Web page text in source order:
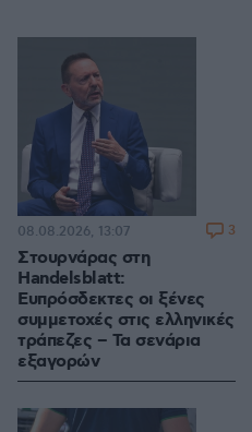
Στουρνάρας στη
Handelsblatt:
Ευπρόσδεκτες οι ξένες
συμμετοχές στις ελληνικές
τράπεζες – Τα σενάρια
εξαγορών
08.08.2026, 13:07 3